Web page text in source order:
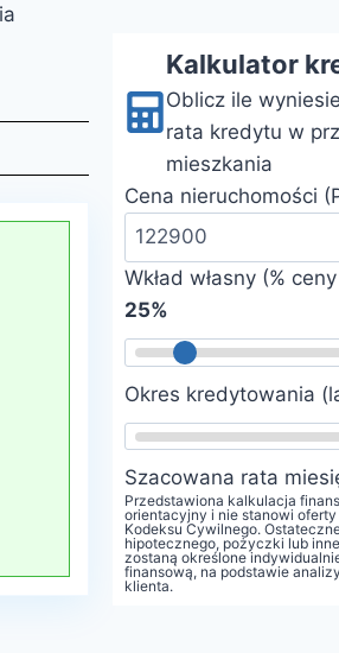
Kalkulator
Oblicz ile
rata kredytu w
mieszkania
Cena nieruchomości
Wkład własny (%
25%
Okres kredytowania
Szacowana rata
Przedstawiona kalkulacja
orientacyjny i nie stanowi oferty
Kodeksu Cywilnego.
hipotecznego, pożyczki lub
zostaną określone
finansową, na podstawie
klienta.